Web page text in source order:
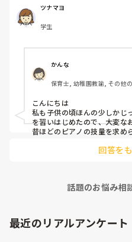
にもこんな苦戦してる人はじ
保育士になって弾かなきゃい
ます😭
安です、
ツナマヨ
学生
かんな
保育士, 幼稚園教諭, その他
こんにちは
私も子供の頃ほんの少しかじ
を習いはじめたので、大変な
昔ほどのピアノの技量を求め
人前で弾くのも回数をこなす
回答を
話題のお悩み相
最近のリアルアンケート